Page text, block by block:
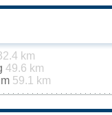
km
49.6 km
59.1 km